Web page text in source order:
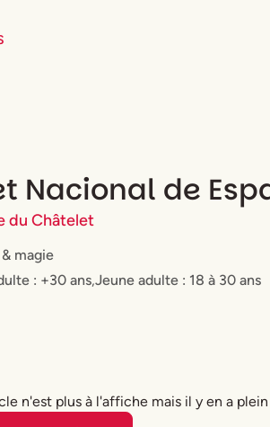
Nacional de
du Châtelet
magie
: +30 ans,⁠Jeune adulte : 18 à 30 ans
n'est plus à l'affiche mais il y en a